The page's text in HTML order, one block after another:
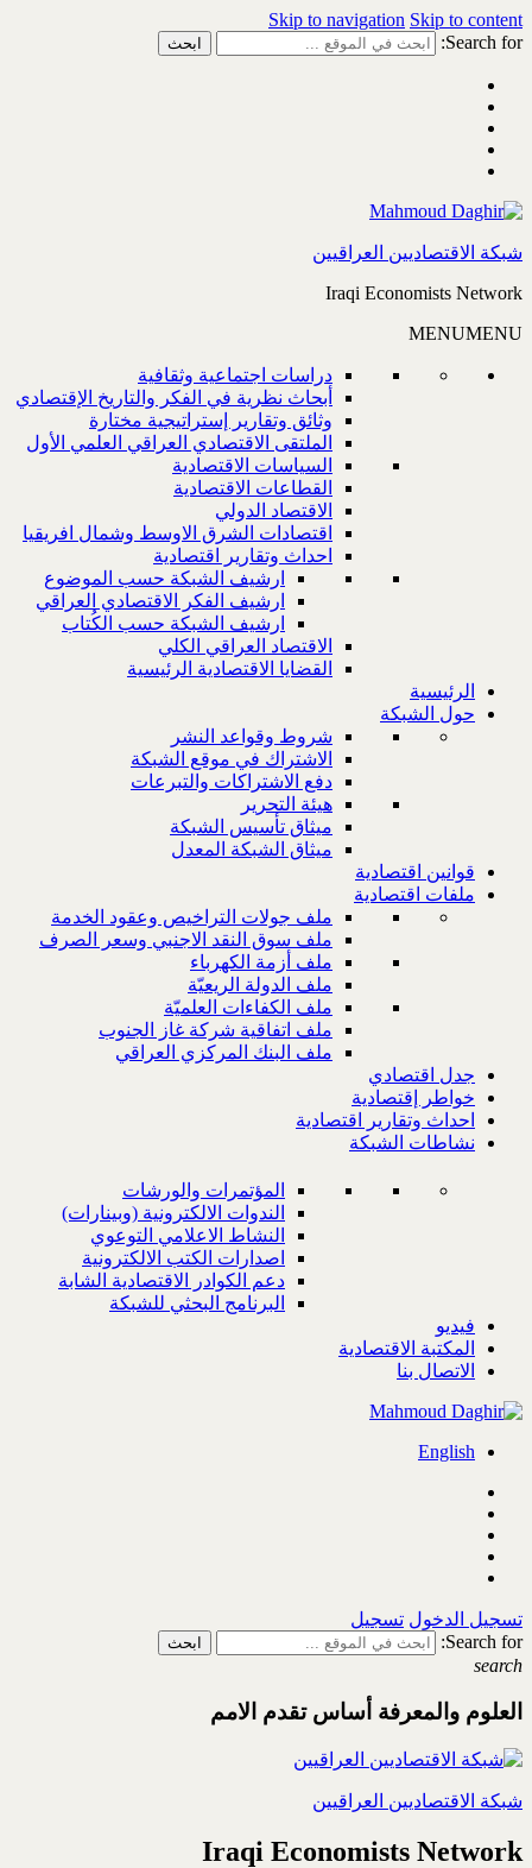
Skip to navigation Skip to content
Search for:
شبكة الاقتصاديين العراقيين
Iraqi Economists Network
MENUMENU
دراسات اجتماعية وثقافية
أبحاث نظرية في الفكر والتاريخ الإقتصادي
وثائق وتقارير إستراتيجية مختارة
الملتقى الاقتصادي العراقي العلمي الأول
السياسات الاقتصادية
القطاعات الاقتصادية
الاقتصاد الدولي
اقتصادات الشرق الاوسط وشمال افريقيا
احداث وتقارير اقتصادية
ارشيف الشبكة حسب الموضوع
ارشيف الفكر الاقتصادي العراقي
ارشيف الشبكة حسب الكُتاب
الاقتصاد العراقي الكلي
القضايا الاقتصادية الرئيسية
الرئيسية
حول الشبكة
شروط وقواعد النشر
الاشتراك في موقع الشبكة
دفع الاشتراكات والتبرعات
هيئة التحرير
ميثاق تأسيس الشبكة
ميثاق الشبكة المعدل
قوانين اقتصادية
ملفات اقتصادية
ملف جولات التراخيص وعقود الخدمة
ملف سوق النقد الاجنبي وسعر الصرف
ملف أزمة الكهرباء
ملف الدولة الريعيّة
ملف الكفاءات العلميّة
ملف اتفاقية شركة غاز الجنوب
ملف البنك المركزي العراقي
جدل اقتصادي
خواطر إقتصادية
احداث وتقارير اقتصادية
نشاطات الشبكة
المؤتمرات والورشات
الندوات الالكترونية (وبينارات)
النشاط الاعلامي التوعوي
اصدارات الكتب الالكترونية
دعم الكوادر الاقتصادية الشابة
البرنامج البحثي للشبكة
فيديو
المكتبة الاقتصادية
الاتصال بنا
English
تسجيل الدخول تسجيل
Search for:
search
العلوم والمعرفة أساس تقدم الامم
شبكة الاقتصاديين العراقيين
Iraqi Economists Network